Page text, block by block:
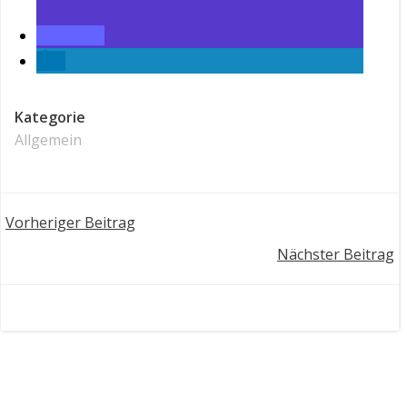
Kategorie
Allgemein
Post
Vorheriger Beitrag
Nächster Beitrag